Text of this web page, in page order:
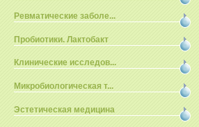
Ревматические заболе...
Пробиотики. Лактобакт
Клинические исследов...
Микробиологическая т...
Эстетическая медицина